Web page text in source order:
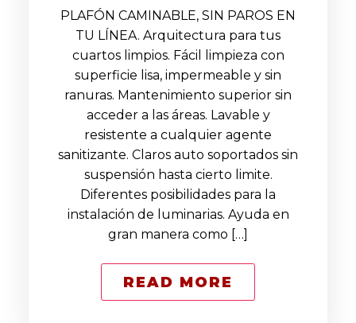
PLAFÓN CAMINABLE, SIN PAROS EN
TU LÍNEA. Arquitectura para tus
cuartos limpios. Fácil limpieza con
superficie lisa, impermeable y sin
ranuras. Mantenimiento superior sin
acceder a las áreas. Lavable y
resistente a cualquier agente
sanitizante. Claros auto soportados sin
suspensión hasta cierto limite.
Diferentes posibilidades para la
instalación de luminarias. Ayuda en
gran manera como […]
READ MORE